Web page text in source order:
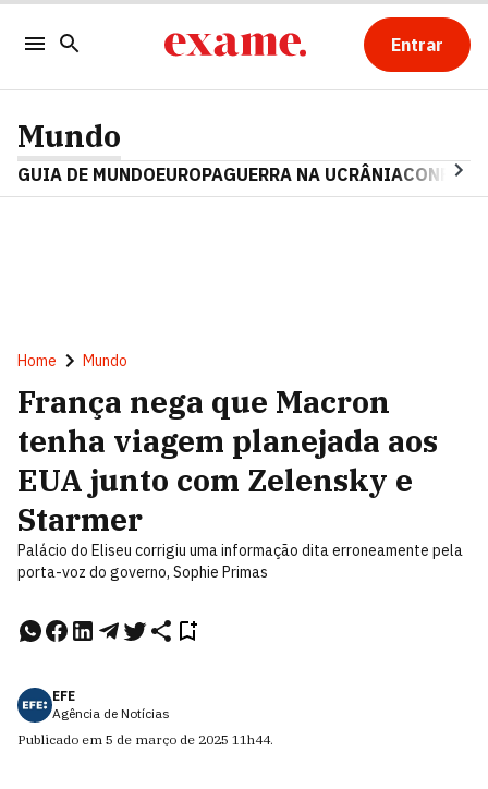
Entrar
Mundo
GUIA DE MUNDOEUROPAGUERRA NA UCRÂNIA
Home Mundo
França nega que Macron
tenha viagem planejada aos
EUA junto com Zelensky e
Starmer
Palácio do Eliseu corrigiu uma informação dita erroneamente pela
porta-voz do governo, Sophie Primas
EFE
Agência de Notícias
Publicado em 5 de março de 2025 11h44.